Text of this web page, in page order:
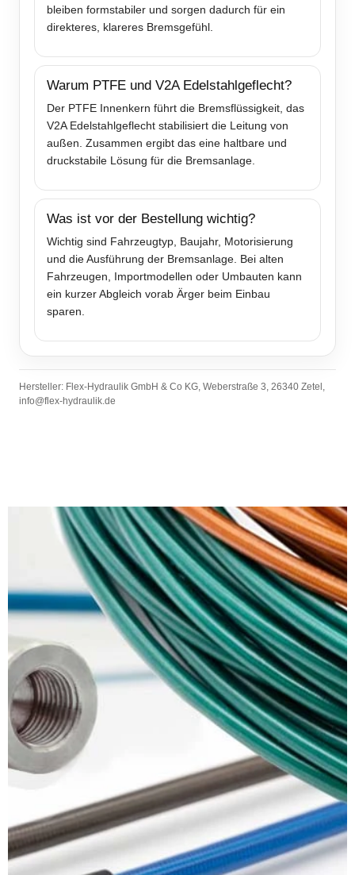
bleiben formstabiler und sorgen dadurch für ein
direkteres, klareres Bremsgefühl.
Warum PTFE und V2A Edelstahlgeflecht?
Der PTFE Innenkern führt die Bremsflüssigkeit, das
V2A Edelstahlgeflecht stabilisiert die Leitung von
außen. Zusammen ergibt das eine haltbare und
druckstabile Lösung für die Bremsanlage.
Was ist vor der Bestellung wichtig?
Wichtig sind Fahrzeugtyp, Baujahr, Motorisierung
und die Ausführung der Bremsanlage. Bei alten
Fahrzeugen, Importmodellen oder Umbauten kann
ein kurzer Abgleich vorab Ärger beim Einbau
sparen.
Hersteller: Flex-Hydraulik GmbH & Co KG, Weberstraße 3, 26340 Zetel,
info@flex-hydraulik.de